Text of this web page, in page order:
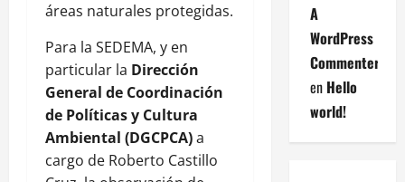
áreas naturales protegidas.
Para la SEDEMA, y en
particular la Dirección
General de Coordinación
de Políticas y Cultura
Ambiental (DGCPCA)a
cargo de Roberto Castillo
A
WordPress
Commenter
en Hello
world!